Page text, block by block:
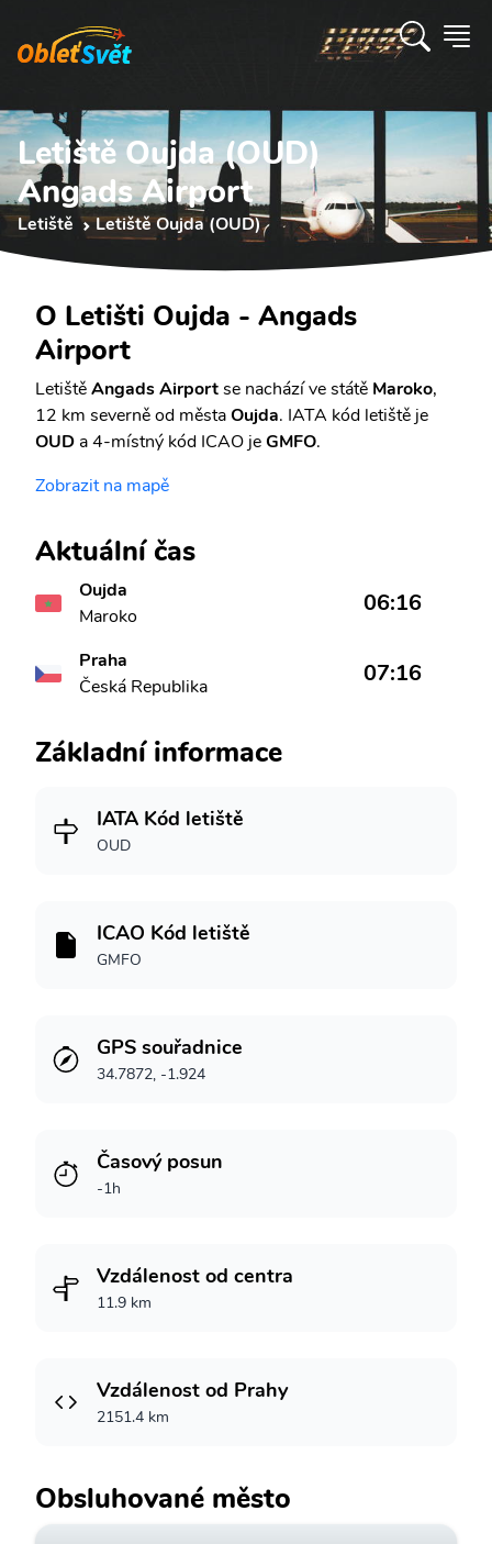
Letiště Oujda (OUD)
Angads Airport
Letiště Letiště Oujda (OUD)
O Letišti Oujda - Angads
Airport
LetištěAngads Airportse nachází ve státě Maroko,
12 km severně od městaOujda. IATA kód letiště je
OUD a 4-místný kód ICAO jeGMFO.
Zobrazit na mapě
Aktuální čas
Oujda
Maroko
06:16
Praha
Česká Republika
07:16
Základní informace
IATA Kód letiště
OUD
ICAO Kód letiště
GMFO
GPS souřadnice
34.7872, -1.924
Časový posun
-1h
Vzdálenost od centra
11.9 km
Vzdálenost od Prahy
2151.4 km
Obsluhované město